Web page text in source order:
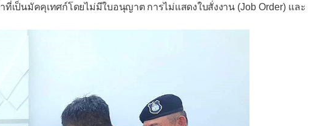
เป็นมัคคุเทศก์โดยไม่มีใบอนุญาต การไม่แสดงใบสั่งงาน(Job Order) และ